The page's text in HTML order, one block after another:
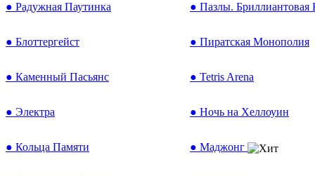
● Радужная Паутинка ● Пазлы. Бриллиантовая
● Блоттергейст ● Пиратская Монополия
● Каменный Пасьянс ● Tetris Arena
● Электра ● Ночь на Хеллоуин
● Кольца Памяти ● Маджонг